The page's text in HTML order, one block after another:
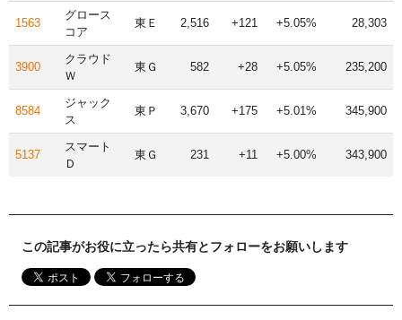
1563
グロース
コア
東Ｅ 2,516 +121 +5.05% 28,303
3900
クラウド
Ｗ
東Ｇ 582 +28 +5.05% 235,200
8584
ジャック
ス
東Ｐ 3,670 +175 +5.01% 345,900
5137
スマート
Ｄ
東Ｇ 231 +11 +5.00% 343,900
この記事がお役に立ったら共有とフォローをお願いします